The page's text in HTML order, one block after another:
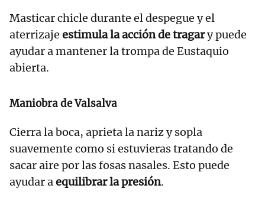
Masticar chicle durante el despegue y el
aterrizaje estimula la acción de tragary puede
ayudar a mantener la trompa de Eustaquio
abierta.
Maniobra de Valsalva
Cierra la boca, aprieta la nariz y sopla
suavemente como si estuvieras tratando de
sacar aire por las fosas nasales. Esto puede
ayudar aequilibrar la presión.